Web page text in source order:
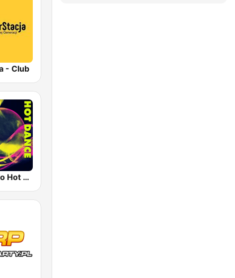
- Club
Melo Radio Hot Dance